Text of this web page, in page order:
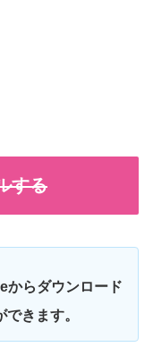
する
らダウンロード
きます。